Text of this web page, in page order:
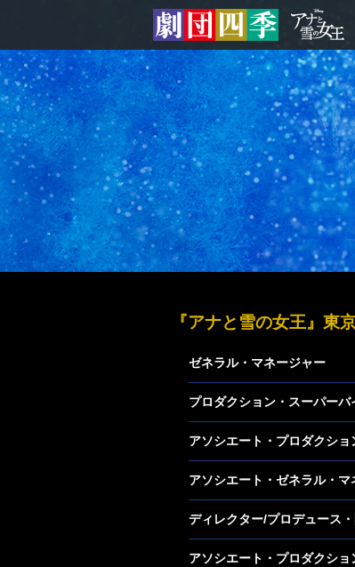
『アナと雪の女王』東
ゼネラル・マネージャー
プロダクション・スーパーバ
アソシエート・プロダクシ
アソシエート・ゼネラル・マ
ディレクター/プロデュース
アソシエート・プロダクシ